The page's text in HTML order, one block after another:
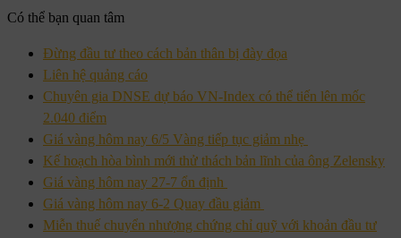
Có thể bạn quan tâm
Đừng đầu tư theo cách bản thân bị đày đọa
Liên hệ quảng cáo
Chuyên gia DNSE dự báo VN-Index có thể tiến lên mốc
2.040 điểm
Giá vàng hôm nay 6/5 Vàng tiếp tục giảm nhẹ
Kế hoạch hòa bình mới thử thách bản lĩnh của ông Zelensky
Giá vàng hôm nay 27-7 ổn định
Giá vàng hôm nay 6-2 Quay đầu giảm
Miễn thuế chuyển nhượng chứng chỉ quỹ với khoản đầu tư